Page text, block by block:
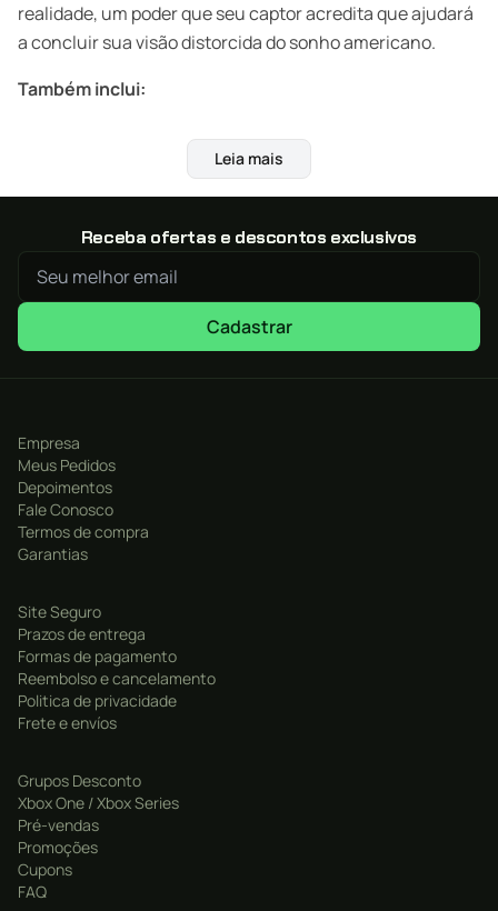
realidade, um poder que seu captor acredita que ajudará
a concluir sua visão distorcida do sonho americano.
Também inclui:
BioShock Infinite: Burial at Sea Episodes 1 e 2
Explore Rapture logo antes de sua derrocada
calamitosa nesta campanha em duas partes.
Clash in the Clouds– Mostre seu domínio no
conclua os desafios para habilitar conteúdo bônus.
Pacote Columbia’s Finest– Comece sua aventura
com o pé direito com 500 águias de prata, 5 gazuas, 6
com este conjunto completo de equipamentos
exclusivos, incluindo uma Melhoria de Dano de
Metralhadora, uma Melhoria de Dano de Pistola, uma
skin dourada para as duas armas e cinco Infusões
muito úteis.
IMPORTANTE!Todos os jogos são ORIGINAIS comprados
diretamente na Loja Oficial da Microsoft, garantindo
assim a melhor procedência possível para seu jogo em
Leia mais
Receba ofertas e descontos exclusivos
Cadastrar
Empresa
Meus Pedidos
Depoimentos
Fale Conosco
Termos de compra
Garantias
Site Seguro
Prazos de entrega
Formas de pagamento
Reembolso e cancelamento
Politica de privacidade
Frete e envíos
Grupos Desconto
Xbox One / Xbox Series
Pré-vendas
Promoções
Cupons
FAQ